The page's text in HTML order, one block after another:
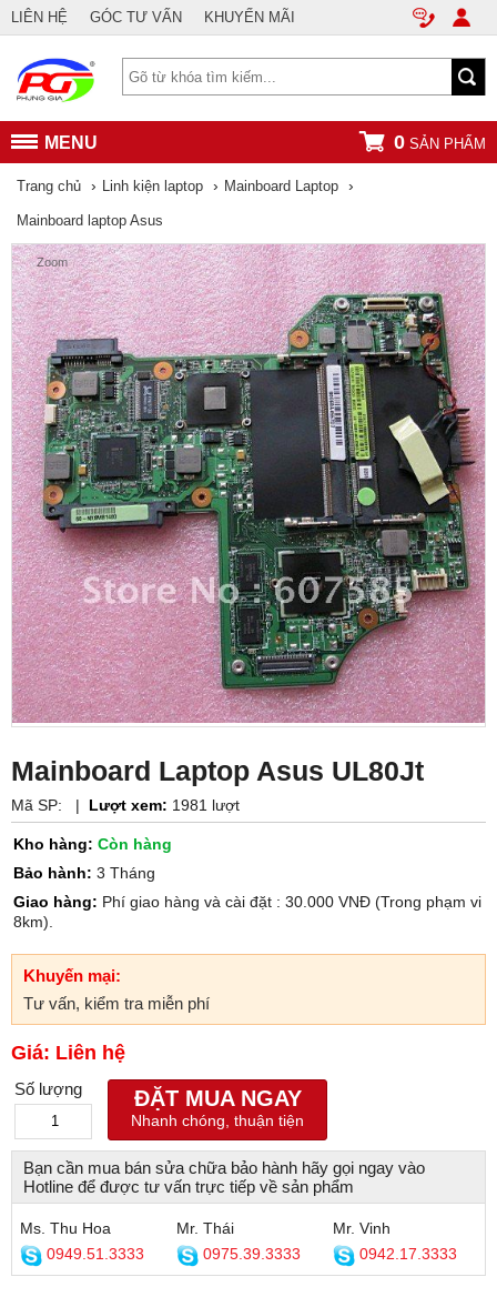
LIÊN HỆ GÓC TƯ VẤN KHUYẾN MÃI
MENU 0 SẢN PHẨM
Trang chủ › Linh kiện laptop › Mainboard Laptop ›
Mainboard laptop Asus
Zoom
Mainboard Laptop Asus UL80Jt
Mã SP: | Lượt xem: 1981 lượt
Kho hàng: Còn hàng
Bảo hành: 3 Tháng
Giao hàng: Phí giao hàng và cài đặt : 30.000 VNĐ (Trong phạm vi
8km).
Khuyến mại:
Tư vấn, kiểm tra miễn phí
Giá: Liên hệ
Số lượng ĐẶT MUA NGAY
Nhanh chóng, thuận tiện
Bạn cần mua bán sửa chữa bảo hành hãy gọi ngay vào
Hotline để được tư vấn trực tiếp về sản phẩm
Ms. Thu Hoa
0949.51.3333
Mr. Thái
0975.39.3333
Mr. Vinh
0942.17.3333